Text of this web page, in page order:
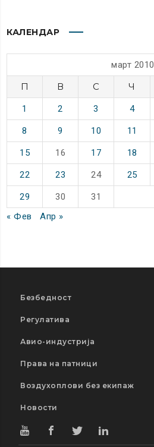
КАЛЕНДАР
март 2010
П В С Ч
1 2 3 4
8 9 10 11
15 16 17 18
22 23 24 25
29 30
31
« Фев
Апр »
Безбедност
Регулатива
Авио-индустрија
Права на патници
Воздухоплови без екипаж
Новости